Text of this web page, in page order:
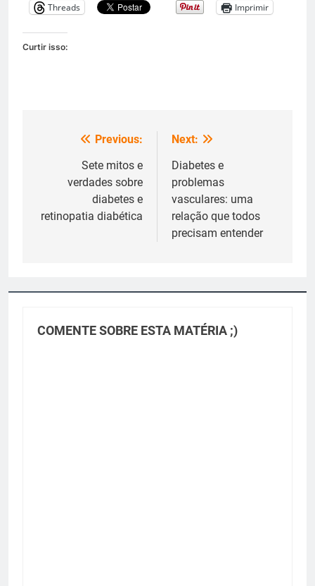
Threads
Imprimir
Curtir isso:
Navegação
Previous:
Sete mitos e
verdades sobre
diabetes e
retinopatia diabética
Next:
Diabetes e
problemas
vasculares: uma
relação que todos
precisam entender
COMENTE SOBRE ESTA MATÉRIA ;)